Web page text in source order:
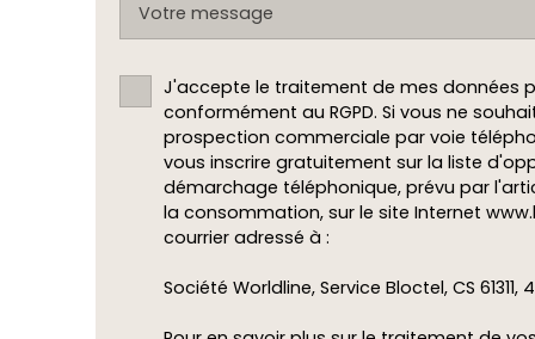
Votre message
J'accepte le traitement de mes données
conformément au RGPD. Si vous ne
prospection commerciale par voie
vous inscrire gratuitement sur la liste
démarchage téléphonique, prévu par
la consommation, sur le site Internet
courrier adressé à :
Société Worldline, Service Bloctel, CS 61311,